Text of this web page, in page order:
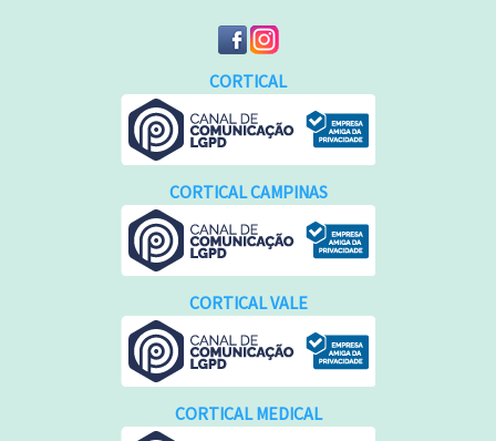
CORTICAL
CORTICAL CAMPINAS
CORTICAL VALE
CORTICAL MEDICAL